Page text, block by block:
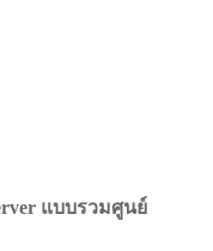
แบบรวมศูนย์